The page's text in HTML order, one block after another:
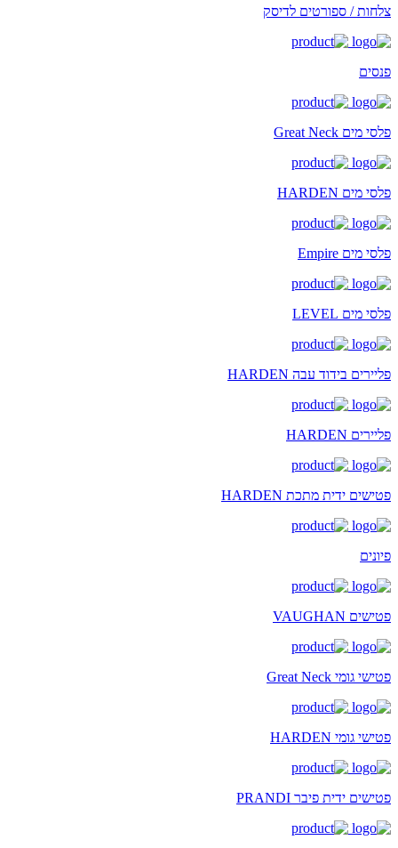
צלחות / ספורטים לדיסק
פנסים
פלסי מים Great Neck
פלסי מים HARDEN
פלסי מים Empire
פלסי מים LEVEL
פליירים בידוד עבה HARDEN
פליירים HARDEN
פטישים ידית מתכת HARDEN
פיונים
פטישים VAUGHAN
פטישי גומי Great Neck
פטישי גומי HARDEN
פטישים ידית פיבר PRANDI